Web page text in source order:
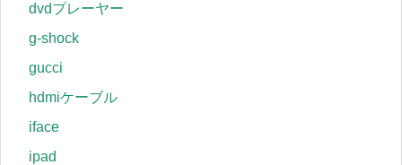
dvdプレーヤー
g-shock
gucci
hdmiケーブル
iface
ipad